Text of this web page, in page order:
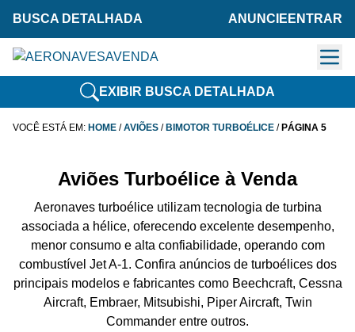
BUSCA DETALHADA ANUNCIE ENTRAR
EXIBIR BUSCA DETALHADA
VOCÊ ESTÁ EM: HOME /AVIÕES / BIMOTOR TURBOÉLICE / PÁGINA 5
Aviões Turboélice à Venda
Aeronaves turboélice utilizam tecnologia de turbina
associada a hélice, oferecendo excelente desempenho,
menor consumo e alta confiabilidade, operando com
combustível Jet A-1. Confira anúncios de turboélices dos
principais modelos e fabricantes como Beechcraft, Cessna
Aircraft, Embraer, Mitsubishi, Piper Aircraft, Twin
Commander entre outros.